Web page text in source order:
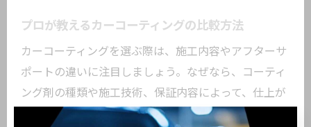
プロが教えるカーコーティングの比較方法
カーコーティングを選ぶ際は、施工内容やアフターサ
ポートの違いに注目しましょう。なぜなら、コーティ
ング剤の種類や施工技術、保証内容によって、仕上が
りや維持のしやすさが異なるからです。具体的には、